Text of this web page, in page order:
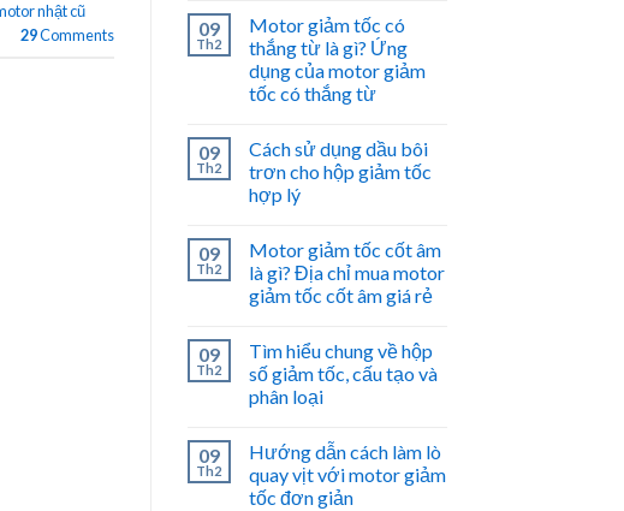
nhật cũ
29Comments 09
Th2
Motor giảm tốc có
thắng từ là gì? Ứng
dụng của motor giảm
tốc có thắng từ
09
Th2
Cách sử dụng dầu bôi
trơn cho hộp giảm tốc
hợp lý
09
Th2
Motor giảm tốc cốt âm
là gì? Địa chỉ mua motor
giảm tốc cốt âm giá rẻ
09
Th2
Tìm hiểu chung về hộp
số giảm tốc, cấu tạo và
phân loại
09
Th2
Hướng dẫn cách làm lò
quay vịt với motor giảm
tốc đơn giản